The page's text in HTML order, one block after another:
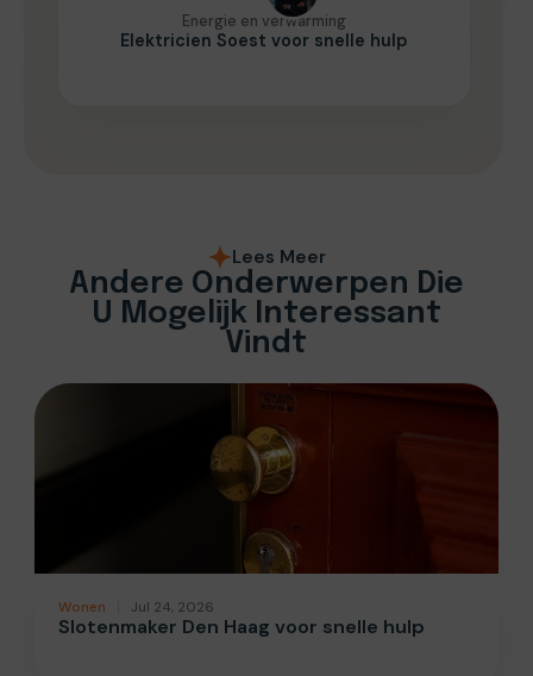
Energie en verwarming
Elektricien Soest voor snelle hulp
Lees Meer
Andere Onderwerpen Die
U Mogelijk Interessant
Vindt
Wonen Jul 24, 2026
Slotenmaker Den Haag voor snelle hulp